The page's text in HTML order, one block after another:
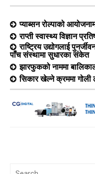
प्याब्सन रोल्पाको
राप्ती स्वास्थ्य विज्ञान
राष्ट्रिय उद्योगलाई
पाँच संस्थामा सुधारका संकेत
झारफुकको नाममा
सिकार खेल्ने क्रममा
Search